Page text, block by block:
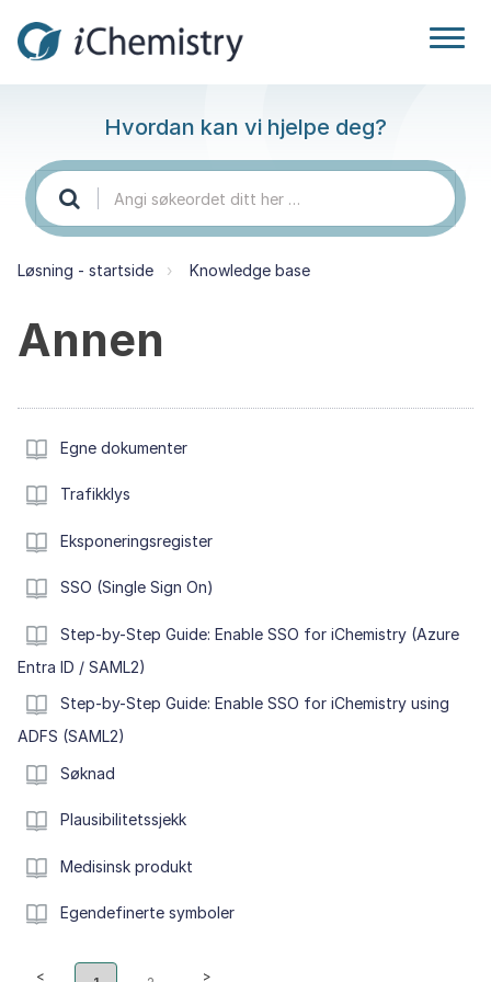
Hvordan kan vi hjelpe deg?
Løsning - startside Knowledge base
Annen
Egne dokumenter
Trafikklys
Eksponeringsregister
SSO (Single Sign On)
Step-by-Step Guide: Enable SSO for iChemistry (Azure
Entra ID / SAML2)
Step-by-Step Guide: Enable SSO for iChemistry using
ADFS (SAML2)
Søknad
Plausibilitetssjekk
Medisinsk produkt
Egendefinerte symboler